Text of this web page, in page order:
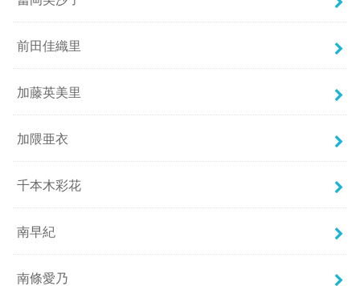
前田佳織里
加藤英美里
加隈亜衣
千本木彩花
南早紀
南條愛乃